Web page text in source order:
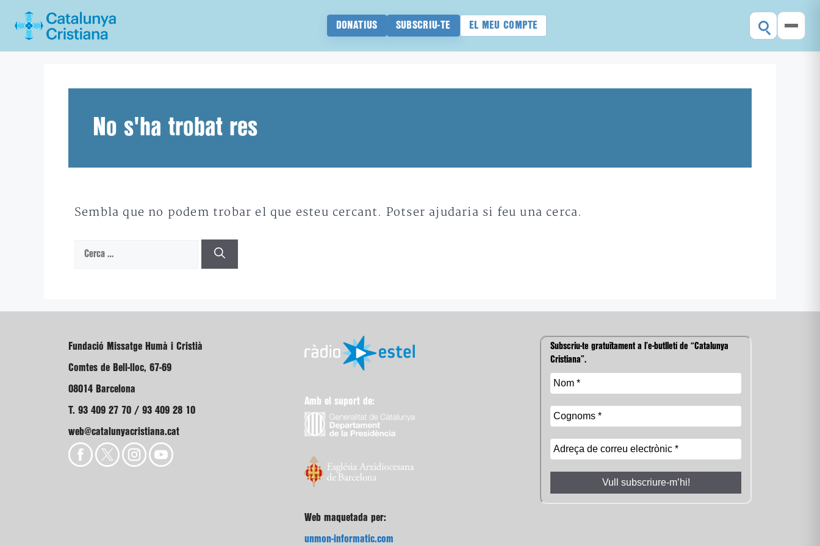
DONATIUS SUBSCRIU-TE EL MEU COMPTE
No s'ha trobat res
Sembla que no podem trobar el que esteu cercant. Potser ajudaria si feu una cerca.
Cerca:
Fundació Missatge Humà i Cristià
Comtes de Bell-lloc, 67-69
08014 Barcelona
T. 93 409 27 70 / 93 409 28 10
web@catalunyacristiana.cat
Amb el suport de:
Web maquetada per:
unmon-informatic.com
Subscriu-te gratuïtament a l’e-butlletí de “Catalunya
Cristiana”.